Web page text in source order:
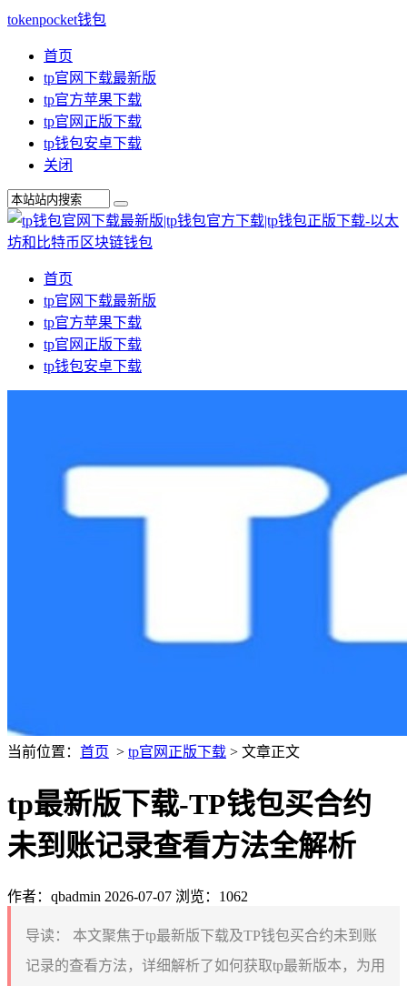
tokenpocket钱包
首页
tp官网下载最新版
tp官方苹果下载
tp官网正版下载
tp钱包安卓下载
关闭
首页
tp官网下载最新版
tp官方苹果下载
tp官网正版下载
tp钱包安卓下载
当前位置： 首页 > tp官网正版下载 > 文章正文
tp最新版下载-TP钱包买合约
未到账记录查看方法全解析
作者：qbadmin 2026-07-07 浏览：1062
导读：
本文聚焦于tp最新版下载及TP钱包买合约未到账
记录的查看方法，详细解析了如何获取tp最新版本，为用